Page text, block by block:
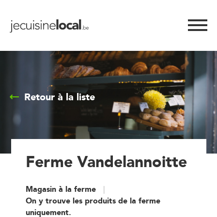
Retour à la liste
Ferme Vandelannoitte
Magasin à la ferme
On y trouve les produits de la ferme
uniquement.